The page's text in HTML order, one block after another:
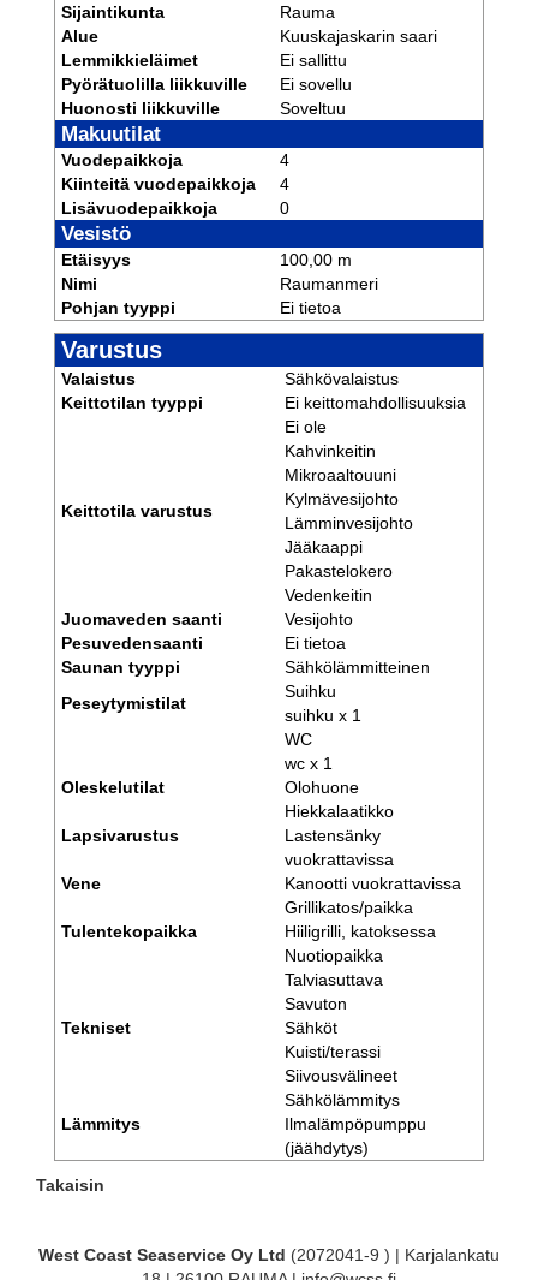
Sijaintikunta
Rauma
Alue
Kuuskajaskarin saari
Lemmikkieläimet
Ei sallittu
Pyörätuolilla liikkuville
Ei sovellu
Huonosti liikkuville
Soveltuu
Makuutilat
Vuodepaikkoja
4
Kiinteitä vuodepaikkoja
4
Lisävuodepaikkoja
0
Vesistö
Etäisyys
100,00 m
Nimi
Raumanmeri
Pohjan tyyppi
Ei tietoa
Varustus
Valaistus
Sähkövalaistus
Keittotilan tyyppi
Ei keittomahdollisuuksia
Keittotila varustus
Ei ole
Kahvinkeitin
Mikroaaltouuni
Kylmävesijohto
Lämminvesijohto
Jääkaappi
Pakastelokero
Vedenkeitin
Juomaveden saanti
Vesijohto
Pesuvedensaanti
Ei tietoa
Saunan tyyppi
Sähkölämmitteinen
Peseytymistilat
Suihku
suihku x 1
WC
wc x 1
Oleskelutilat
Olohuone
Lapsivarustus
Hiekkalaatikko
Lastensänky
vuokrattavissa
Vene
Kanootti vuokrattavissa
Tulentekopaikka
Grillikatos/paikka
Hiiligrilli, katoksessa
Nuotiopaikka
Tekniset
Talviasuttava
Savuton
Sähköt
Kuisti/terassi
Siivousvälineet
Lämmitys
Sähkölämmitys
Ilmalämpöpumppu
(jäähdytys)
Takaisin
West Coast Seaservice Oy Ltd (2072041-9 ) | Karjalankatu